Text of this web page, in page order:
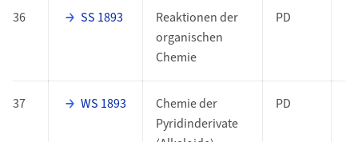
36 SS 1893
Reaktionen der
organischen
Chemie
PD
37 WS 1893
Chemie der
Pyridinderivate
PD